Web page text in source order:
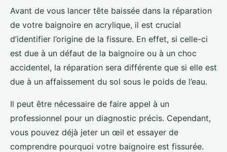
Avant de vous lancer tête baissée dans la réparation
de votre baignoire en acrylique, il est crucial
d’identifier l’origine de la fissure. En effet, si celle-ci
est due à un défaut de la baignoire ou à un choc
accidentel, la réparation sera différente que si elle est
due à un affaissement du sol sous le poids de l’eau.
Il peut être nécessaire de faire appel à un
professionnel pour un diagnostic précis. Cependant,
vous pouvez déjà jeter un œil et essayer de
comprendre pourquoi votre baignoire est fissurée.